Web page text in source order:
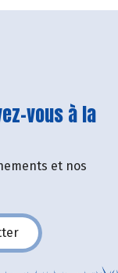
vous à la
et nos